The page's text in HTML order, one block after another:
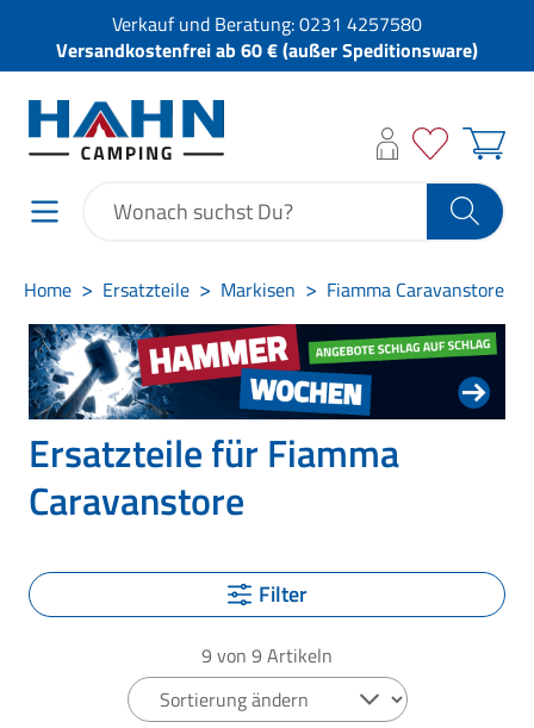
Verkauf und Beratung:0231 4257580
Versandkostenfrei ab 60 € (außer Speditionsware)
Home Ersatzteile Markisen Fiamma Caravanstore
Ersatzteile für Fiamma
Caravanstore
Filter
9 von 9 Artikeln